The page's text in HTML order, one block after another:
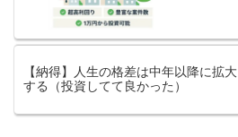
【納得】人生の格差は中年以降に拡大
する（投資してて良かった）